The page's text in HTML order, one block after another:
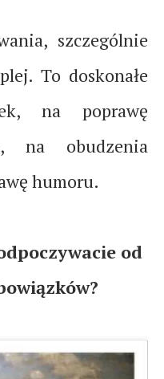
szczególnie
To doskonałe
na poprawę
na obudzenia
humoru.
od